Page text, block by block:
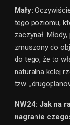
Mały:
tego poziomu,
zaczynał.
zmuszony do
do tego, że to
naturalna kolej
tzw.
NW24: Jak na
nagranie